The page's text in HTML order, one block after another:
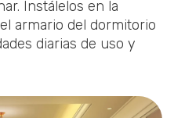
Instálelos en la
armario del dormitorio
diarias de uso y